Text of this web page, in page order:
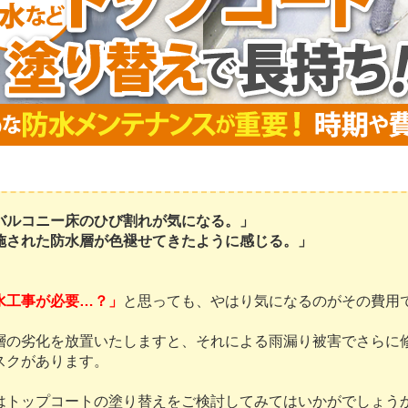
コニー床のひび割れが気になる。」
れた防水層が色褪せてきたように感じる。」
工事が必要…？」 と思っても、やはり気になるのがその費用
劣化を放置いたしますと、それによる雨漏り被害でさらに
があります。
ップコートの塗り替えをご検討してみてはいかがでしょう